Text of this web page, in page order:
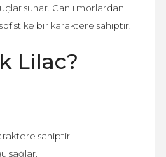
sunar. Canlı morlardan
bir karaktere sahiptir.
Lilac?
sahiptir.
sağlar.